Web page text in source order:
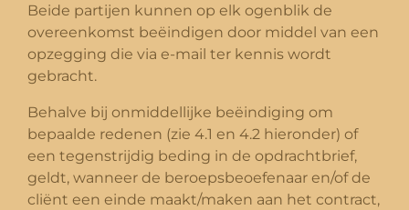
Beide partijen kunnen op elk ogenblik de
overeenkomst beëindigen door middel van een
opzegging die via e-mail ter kennis wordt
gebracht.
Behalve bij onmiddellijke beëindiging om
bepaalde redenen (zie 4.1 en 4.2 hieronder) of
een tegenstrijdig beding in de opdrachtbrief,
geldt, wanneer de beroepsbeoefenaar en/of de
cliënt een einde maakt/maken aan het contract,